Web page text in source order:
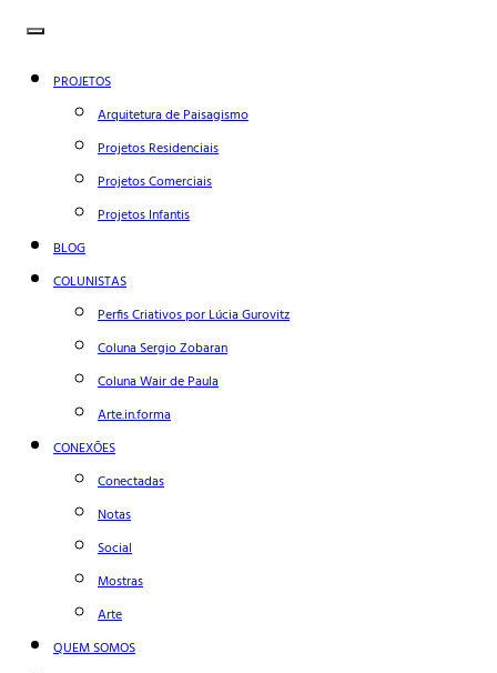
PROJETOS
Arquitetura de Paisagismo
Projetos Residenciais
Projetos Comerciais
Projetos Infantis
BLOG
COLUNISTAS
Perfis Criativos por Lúcia Gurovitz
Coluna Sergio Zobaran
Coluna Wair de Paula
Arte.in.forma
CONEXÕES
Conectadas
Notas
Social
Mostras
Arte
QUEM SOMOS